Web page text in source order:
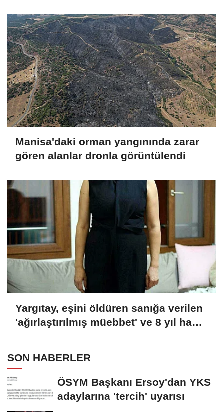
Manisa'daki orman yangınında zarar
gören alanlar dronla görüntülendi
Yargıtay, eşini öldüren sanığa verilen
'ağırlaştırılmış müebbet' ve 8 yıl hapis
SON HABERLER
ÖSYM Başkanı Ersoy'dan YKS
adaylarına 'tercih' uyarısı